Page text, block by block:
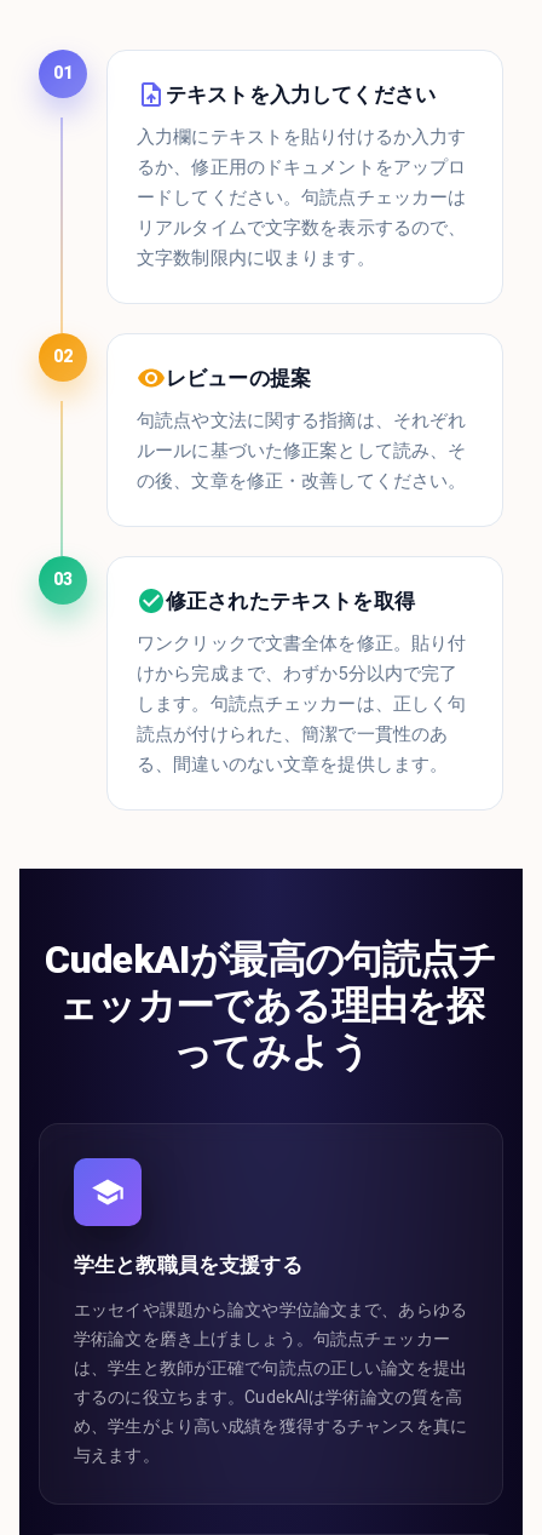
01
テキストを入力してください
入力欄にテキストを貼り付けるか入力す
るか、修正用のドキュメントをアップロ
ードしてください。句読点チェッカーは
リアルタイムで文字数を表示するので、
文字数制限内に収まります。
02
レビューの提案
句読点や文法に関する指摘は、それぞれ
ルールに基づいた修正案として読み、そ
の後、文章を修正・改善してください。
03
修正されたテキストを取得
ワンクリックで文書全体を修正。貼り付
けから完成まで、わずか5分以内で完了
します。句読点チェッカーは、正しく句
読点が付けられた、簡潔で一貫性のあ
る、間違いのない文章を提供します。
CudekAIが最高の句読点チ
ェッカーである理由を探
ってみよう
学生と教職員を支援する
エッセイや課題から論文や学位論文まで、あらゆる
学術論文を磨き上げましょう。句読点チェッカー
は、学生と教師が正確で句読点の正しい論文を提出
するのに役立ちます。CudekAIは学術論文の質を高
め、学生がより高い成績を獲得するチャンスを真に
与えます。